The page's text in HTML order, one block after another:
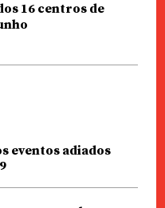
16 centros de
eventos adiados